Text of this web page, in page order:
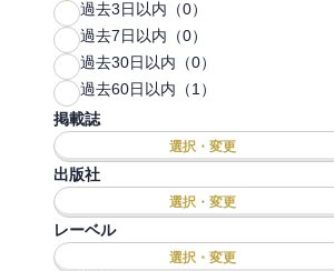
過去3日以内（0）
過去7日以内（0）
過去30日以内（0）
過去60日以内（1）
掲載誌
選択・変更
出版社
選択・変更
レーベル
選択・変更